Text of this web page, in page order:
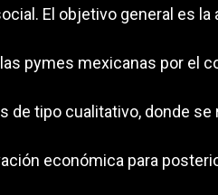
El objetivo general es
pymes mexicanas por el
de tipo cualitativo, donde
económica para